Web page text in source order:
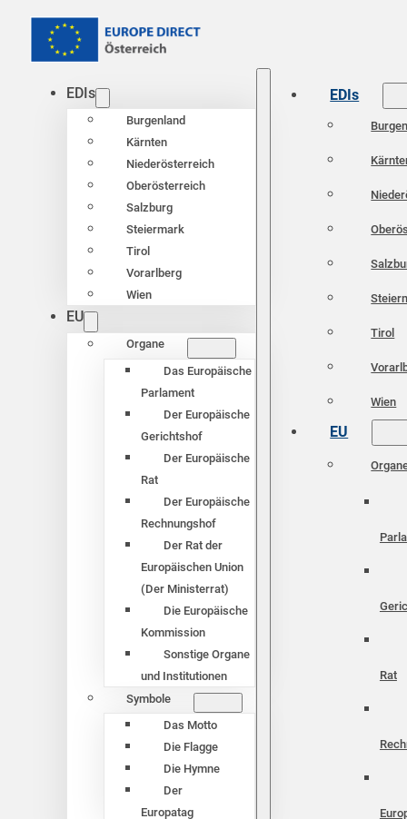
EDIs
Burgenland
Kärnten
Niederösterreich
Oberösterreich
Salzburg
Steiermark
Tirol
Vorarlberg
Wien
EU
Organe
Das Europäische
Parlament
Der Europäische
Gerichtshof
Der Europäische
Rat
Der Europäische
Rechnungshof
Der Rat der
Europäischen Union
(Der Ministerrat)
Die Europäische
Kommission
Sonstige Organe
und Institutionen
Symbole
Das Motto
Die Flagge
Die Hymne
Der
Europatag
EDIs
Tirol
Wien
EU
Rat